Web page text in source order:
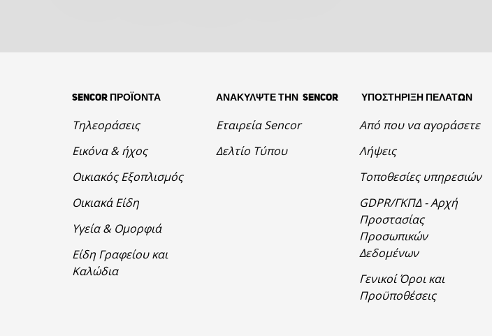
SENCOR ΠΡΟΪΟΝΤΑ
Τηλεοράσεις
Εικόνα & ήχος
Οικιακός Εξοπλισμός
Οικιακά Είδη
Υγεία & Ομορφιά
Είδη Γραφείου και
Καλώδια
ΑΝΑΚΥΛΨΤΕ ΤΗΝ SENCOR
Εταιρεία Sencor
Δελτίο Τύπου
ΥΠΟΣΤΗΡΙΞΗ ΠΕΛΑΤΩΝ
Από που να αγοράσετε
Λήψεις
Τοποθεσίες υπηρεσιών
GDPR/ΓΚΠΔ - Αρχή
Προστασίας
Προσωπικών
Δεδομένων
Γενικοί Όροι και
Προϋποθέσεις